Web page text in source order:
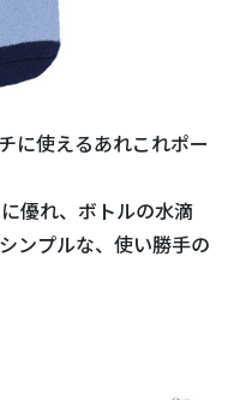
に使えるあれこれポー
優れ、ボトルの水滴
ンプルな、使い勝手の